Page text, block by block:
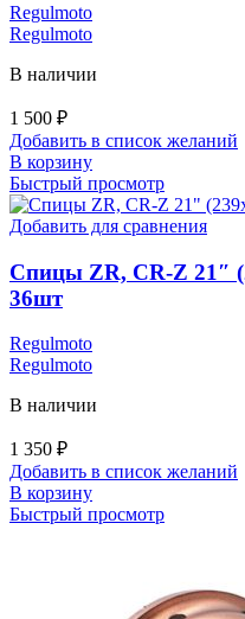
Regulmoto
Regulmoto
В наличии
1 500 ₽
Добавить в список желаний
В корзину
Быстрый просмотр
Добавить для сравнения
Спицы ZR, CR-Z 21″
36шт
Regulmoto
Regulmoto
В наличии
1 350 ₽
Добавить в список желаний
В корзину
Быстрый просмотр